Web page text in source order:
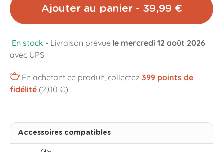
Ajouter au panier - 39,99 €
En stock - Livraison prévue le mercredi 12 août 2026
avec UPS
En achetant ce produit, collectez 399points de
fidélité (2,00 €)
Accessoires compatibles